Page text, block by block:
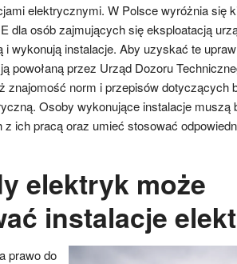
elektrycznymi. W Polsce wyróżnia się
dla osób zajmujących się eksploatacją
i wykonują instalacje. Aby uzyskać te
powołaną przez Urząd Dozoru
znajomość norm i przepisów dotyczących
Osoby wykonujące instalacje muszą
ich pracą oraz umieć stosować
elektryk może
instalacje
prawo do